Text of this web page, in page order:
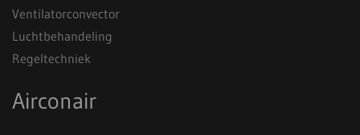
Ventilatorconvector
Luchtbehandeling
Regeltechniek
Airconair